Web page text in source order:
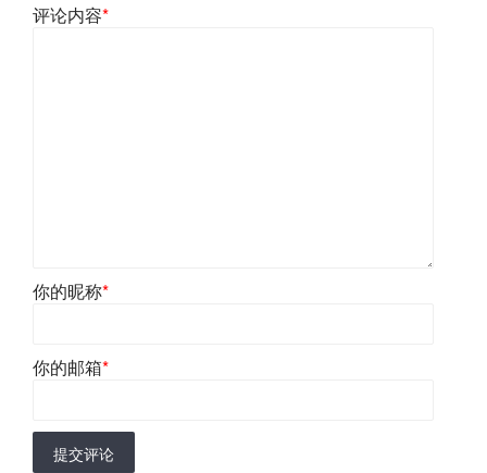
评论内容*
你的昵称*
你的邮箱*
提交评论